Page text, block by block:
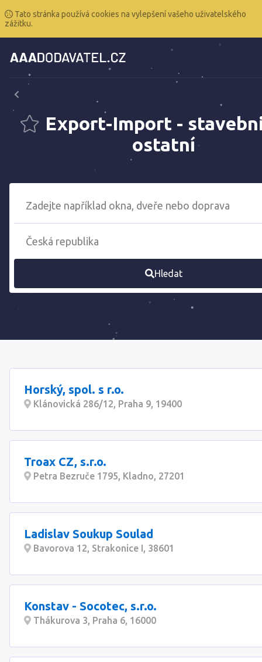
Tato stránka používá cookies na vylepšení vašeho uživatelského
zážitku.
Export-Import -
ostatní
Hledat
Horský, spol. s r.o.
Klánovická 286/12, Praha 9, 19400
Troax CZ, s.r.o.
Petra Bezruče 1795, Kladno, 27201
Ladislav Soukup Soulad
Bavorova 12, Strakonice I, 38601
Konstav - Socotec, s.r.o.
Thákurova 3, Praha 6, 16000